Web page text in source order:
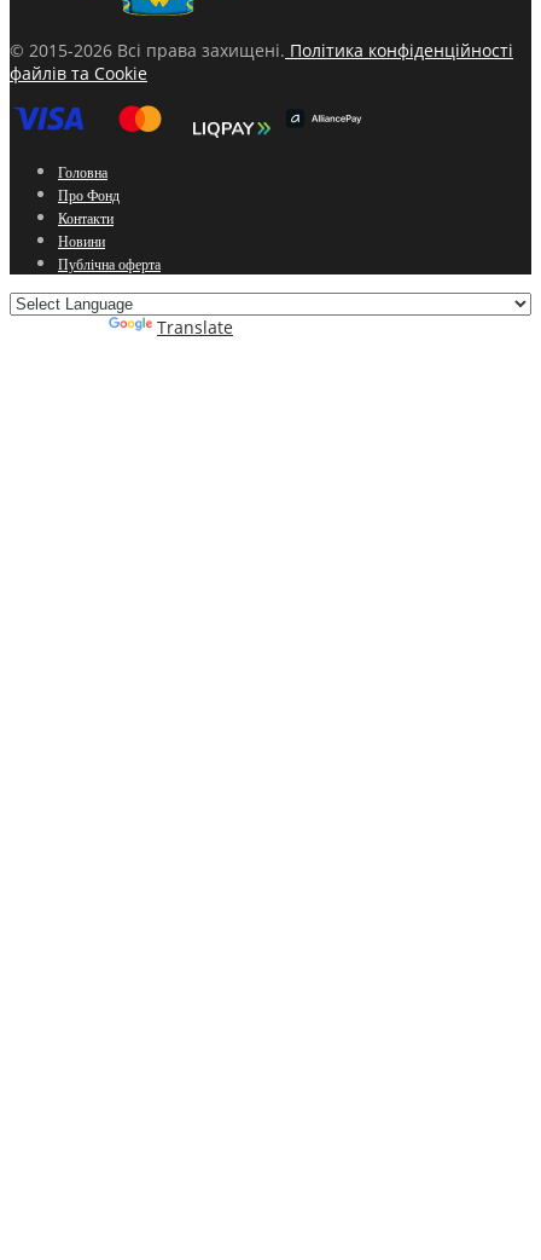
© 2015-2026 Всі права захищені. Політика конфіденційності
файлів та Cookie
Головна
Про Фонд
Контакти
Новини
Публічна оферта
Translate